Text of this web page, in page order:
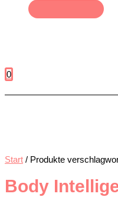
0
Start / Produkte
Body